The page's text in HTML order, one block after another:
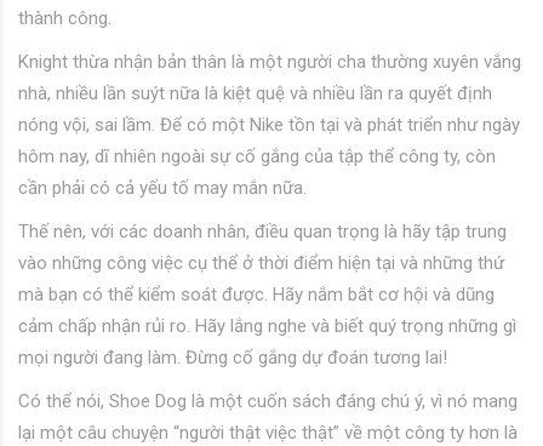
thành công.
Knight thừa nhận bản thân là một người cha thường xuyên vắng
nhà, nhiều lần suýt nữa là kiệt quệ và nhiều lần ra quyết định
nóng vội, sai lầm. Để có một Nike tồn tại và phát triển như ngày
hôm nay, dĩ nhiên ngoài sự cố gắng của tập thể công ty, còn
cần phải có cả yếu tố may mắn nữa.
Thế nên, với các doanh nhân, điều quan trọng là hãy tập trung
vào những công việc cụ thể ở thời điểm hiện tại và những thứ
mà bạn có thể kiểm soát được. Hãy nắm bắt cơ hội và dũng
cảm chấp nhận rủi ro. Hãy lắng nghe và biết quý trọng những gì
mọi người đang làm. Đừng cố gắng dự đoán tương lai!
Có thể nói, Shoe Dog là một cuốn sách đáng chú ý, vì nó mang
lại một câu chuyện “người thật việc thật” về một công ty hơn là